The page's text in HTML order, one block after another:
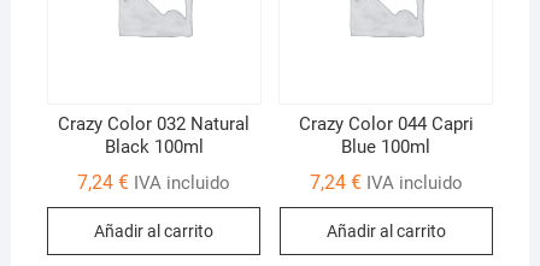
Crazy Color 032 Natural
Black 100ml
7,24€ IVA incluido
Añadir al carrito
Crazy Color 044 Capri
Blue 100ml
7,24 € IVA incluido
Añadir al carrito